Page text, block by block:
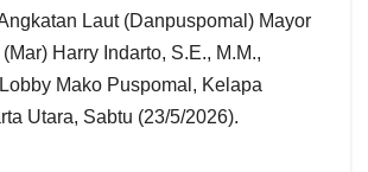
Laut (Danpuspomal) Mayor
Harry Indarto, S.E., M.M.,
Mako Puspomal, Kelapa
Utara, Sabtu (23/5/2026).